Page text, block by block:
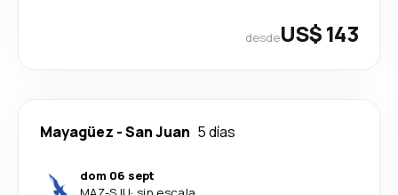
desdeUS$ 143
Mayagüez -San Juan 5 días
dom 06 sept